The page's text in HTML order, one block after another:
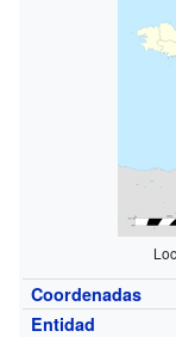
Coordenadas
Entidad